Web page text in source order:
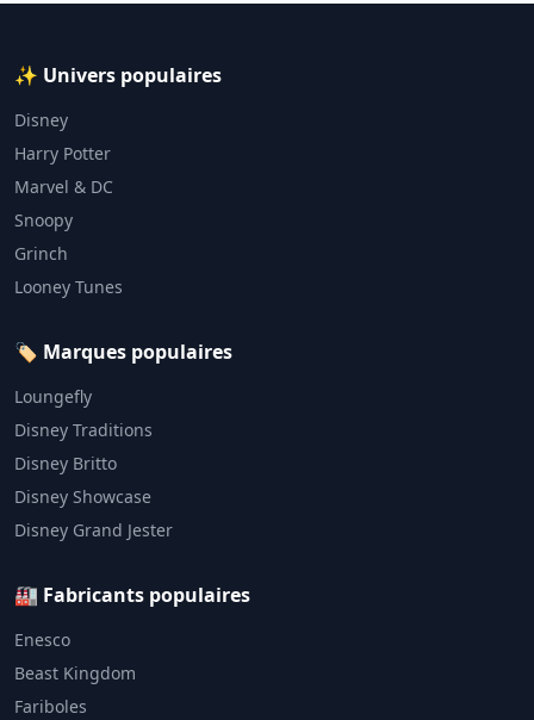
✨ Univers populaires
Disney
Harry Potter
Marvel & DC
Snoopy
Grinch
Looney Tunes
🏷️ Marques populaires
Loungefly
Disney Traditions
Disney Britto
Disney Showcase
Disney Grand Jester
🏭 Fabricants populaires
Enesco
Beast Kingdom
Fariboles